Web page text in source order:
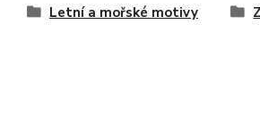
Letní a mořské motivy